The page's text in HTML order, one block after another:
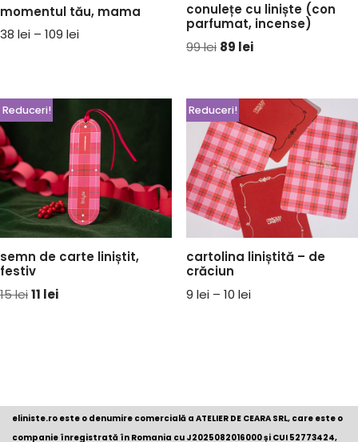
momentul tău, mama
38 lei – 109 lei
conulețe cu liniște (con
parfumat, incense)
99lei 89 lei
Reduceri!
semn de carte liniștit,
festiv
15lei11 lei
Reduceri!
cartolina liniștită – de
crăciun
9 lei – 10 lei
eliniste.ro este o denumire comercială a ATELIER DE CEARA SRL, care este o
companie înregistrată în Romania cu J2025082016000și CUI 52773424,